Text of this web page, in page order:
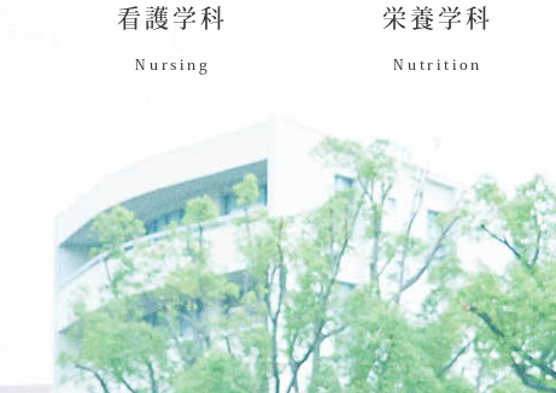
看護学科
Nursing
栄養学科
Nutrition